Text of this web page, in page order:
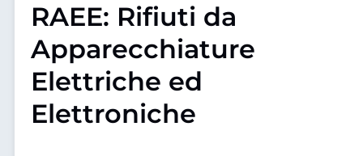
RAEE: Rifiuti da
Apparecchiature
Elettriche ed
Elettroniche